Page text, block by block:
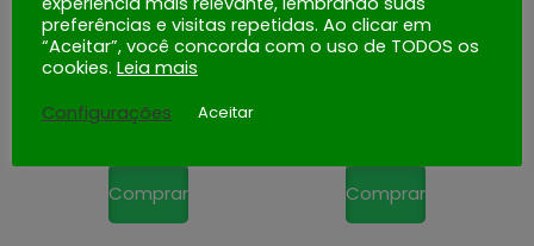
Comprar Comprar
preferências e visitas repetidas. Ao clicar em
“Aceitar”, você concorda com o uso de TODOS os
cookies. Leia mais
Configurações
Aceitar